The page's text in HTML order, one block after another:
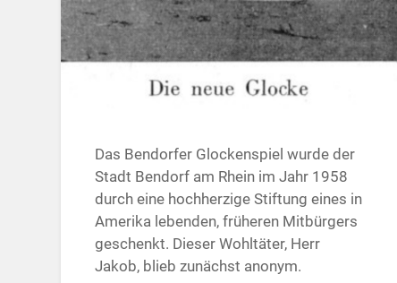
Das Bendorfer Glockenspiel wurde der
Stadt Bendorf am Rhein im Jahr 1958
durch eine hochherzige Stiftung eines in
Amerika lebenden, früheren Mitbürgers
geschenkt. Dieser Wohltäter, Herr
Jakob, blieb zunächst anonym.